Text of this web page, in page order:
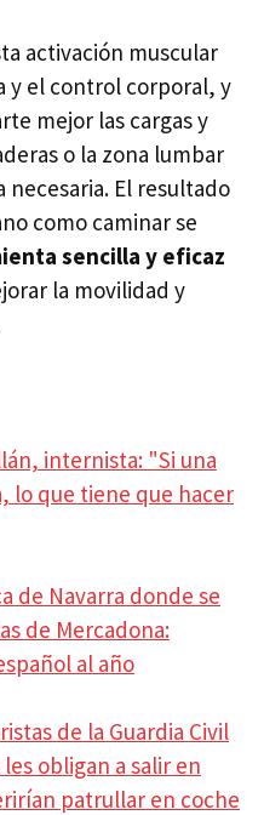
activación muscular
y el control corporal, y
mejor las cargas y
o la zona lumbar
El resultado
como caminar se
sencilla y eficaz
la movilidad y
internista: "Si una
lo que tiene que hacer
de Navarra donde se
de Mercadona:
al año
de la Guardia Civil
obligan a salir en
patrullar en coche